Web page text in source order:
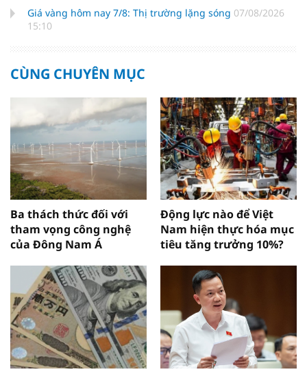
Giá vàng hôm nay 7/8: Thị trường lặng sóng 07/08/2026
15:10
CÙNG CHUYÊN MỤC
Ba thách thức đối với
tham vọng công nghệ
của Đông Nam Á
Động lực nào để Việt
Nam hiện thực hóa mục
tiêu tăng trưởng 10%?